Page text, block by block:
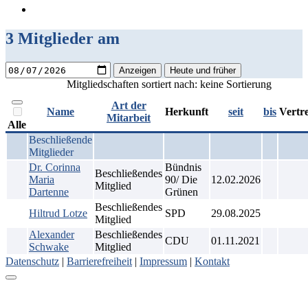
3 Mitglieder am
Anzeigen Heute und früher
Mitgliedschaften sortiert nach: keine Sortierung
Alle
Name
Art der
Mitarbeit
Herkunft seit bis
Beschließende
Mitglieder
Dr. Corinna
Maria
Dartenne
Beschließendes
Mitglied
Bündnis
90/ Die
Grünen
12.02.2026
Hiltrud Lotze
Beschließendes
Mitglied
SPD
29.08.2025
Alexander
Schwake
Beschließendes
Mitglied
CDU
01.11.2021
Datenschutz | Barrierefreiheit | Impressum | Kontakt